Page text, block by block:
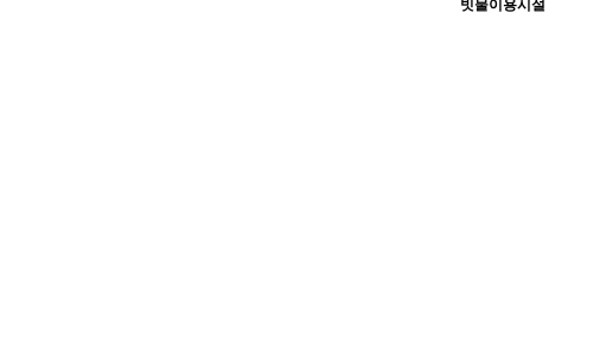
빗물이용시설